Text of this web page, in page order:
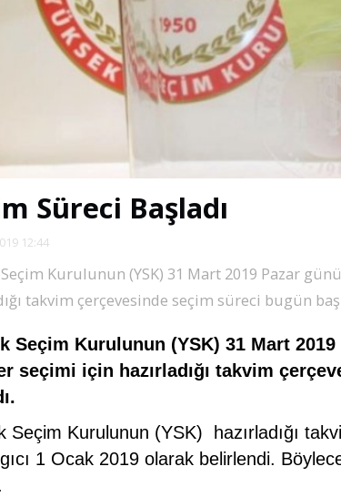
Süreci Başladı
12:44
Kurulunun (YSK) 31 Mart 2019 Pazar
takvim çerçevesinde seçim süreci bugün
Seçim Kurulunun (YSK) 31 Mart
seçimi için hazırladığı takvim
Seçim Kurulunun (YSK) hazırladığı
1 Ocak 2019 olarak belirlendi.